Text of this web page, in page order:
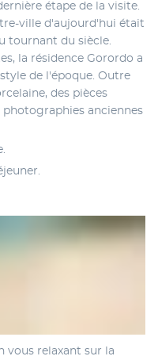
étape de la visite.
ville d'aujourd'hui était
tournant du siècle.
la résidence Gorordo a
de l'époque. Outre
des pièces
anciennes
vous relaxant sur la